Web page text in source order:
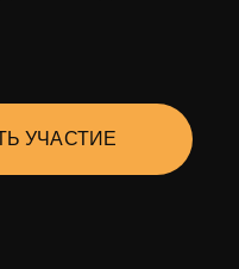
УЧАСТИЕ